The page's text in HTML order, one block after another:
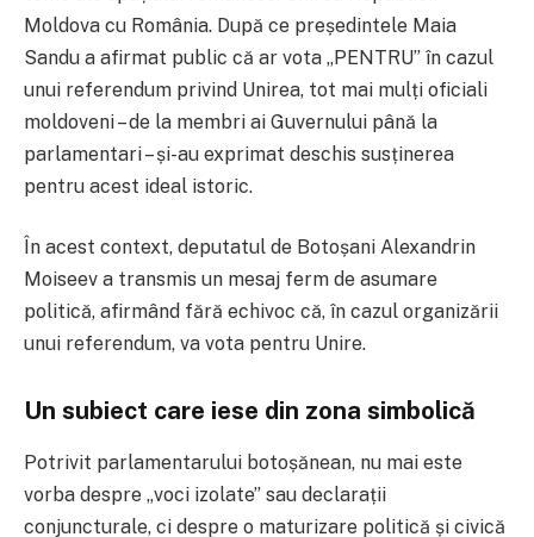
Moldova cu România. După ce președintele Maia
Sandu a afirmat public că ar vota „PENTRU” în cazul
unui referendum privind Unirea, tot mai mulți oficiali
moldoveni – de la membri ai Guvernului până la
parlamentari – și-au exprimat deschis susținerea
pentru acest ideal istoric.
În acest context, deputatul de Botoșani Alexandrin
Moiseev a transmis un mesaj ferm de asumare
politică, afirmând fără echivoc că, în cazul organizării
unui referendum, va vota pentru Unire.
Un subiect care iese din zona simbolică
Potrivit parlamentarului botoșănean, nu mai este
vorba despre „voci izolate” sau declarații
conjuncturale, ci despre o maturizare politică și civică